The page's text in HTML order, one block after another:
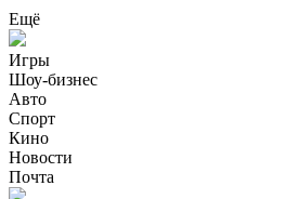
Ещё
Игры
Шоу-бизнес
Авто
Спорт
Кино
Новости
Почта